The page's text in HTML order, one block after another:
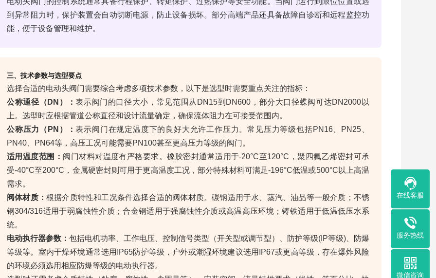
到异常阻力时，保护装置会自动切断电源，防止设备损坏。部分高端产品还具备故障自诊断和远程监控功
能，便于设备管理和维护。
三、技术参数与选型要点
选择合适的电动头阀门需要综合考虑多项技术参数，以下是选型时需要重点关注的指标：
公称通径（DN）：表示阀门的口径大小，常见范围从DN15到DN600，部分大口径蝶阀可达DN2000以
上。选型时应根据管道公称直径和设计流量确定，确保流体阻力在可接受范围内。
公称压力（PN）：表示阀门在规定温度下的良好大允许工作压力。常见压力等级包括PN16、PN25、
PN40、PN64等，高压工况可能需要PN100甚至更高压力等级的阀门。
适用温度范围： 阀门材料对温度有严格要求。橡胶密封通常适用于-20°C至120°C，聚四氟乙烯密封可承
受-40°C至200°C，金属硬密封则可用于更高温度工况，部分特殊材料可满足-196°C低温或500°C以上高温
需求。
阀体材质： 根据介质特性和工况条件选择合适的阀体材质。碳钢适用于水、蒸汽、油品等一般介质；不锈
钢304/316适用于弱腐蚀性介质；合金钢适用于强腐蚀性介质或高温高压环境；铸铁适用于低温低压水系
统。
电动执行器参数： 包括电机功率、工作电压、控制信号类型（开关型或调节型）、防护等级(IP等级)、防爆
等级等。室内干燥环境通常选用IP65防护等级，户外或潮湿环境建议选用IP67或更高等级，存在爆炸风险
的环境必须选用相应防爆等级的电动执行器。
在线客服
服务热线
微信咨询